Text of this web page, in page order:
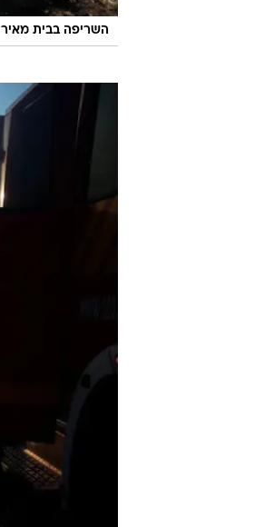
השריפה בבית מאיר